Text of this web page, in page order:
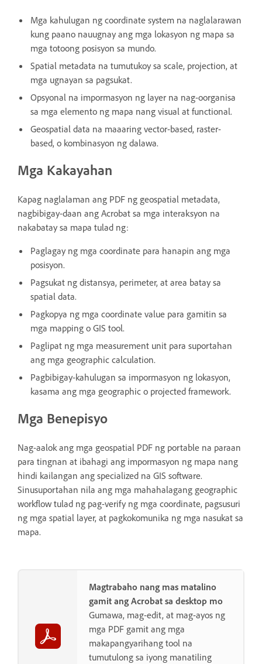
Mga kahulugan ng coordinate system na naglalarawan
kung paano nauugnay ang mga lokasyon ng mapa sa
mga totoong posisyon sa mundo.
Spatial metadata na tumutukoy sa scale, projection, at
mga ugnayan sa pagsukat.
Opsyonal na impormasyon ng layer na nag-oorganisa
sa mga elemento ng mapa nang visual at functional.
Geospatial data na maaaring vector-based, raster-
based, o kombinasyon ng dalawa.
Mga Kakayahan
Kapag naglalaman ang PDF ng geospatial metadata,
nagbibigay-daan ang Acrobat sa mga interaksyon na
nakabatay sa mapa tulad ng:
Paglagay ng mga coordinate para hanapin ang mga
posisyon.
Pagsukat ng distansya, perimeter, at area batay sa
spatial data.
Pagkopya ng mga coordinate value para gamitin sa
mga mapping o GIS tool.
Paglipat ng mga measurement unit para suportahan
ang mga geographic calculation.
Pagbibigay-kahulugan sa impormasyon ng lokasyon,
kasama ang mga geographic o projected framework.
Mga Benepisyo
Nag-aalok ang mga geospatial PDF ng portable na paraan
para tingnan at ibahagi ang impormasyon ng mapa nang
hindi kailangan ang specialized na GIS software.
Sinusuportahan nila ang mga mahahalagang geographic
workflow tulad ng pag-verify ng mga coordinate, pagsusuri
ng mga spatial layer, at pagkokomunika ng mga nasukat sa
mapa.
Magtrabaho nang mas matalino
gamit ang Acrobat sa desktop mo
Gumawa, mag-edit, at mag-ayos ng
mga PDF gamit ang mga
makapangyarihang tool na
tumutulong sa iyong manatiling